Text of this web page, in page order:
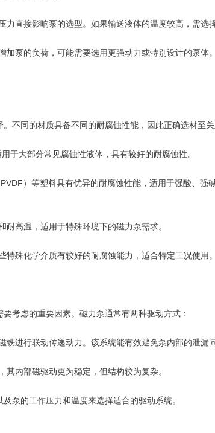
接影响泵的选型。如果输送液体的温度较高，需选
的负荷，可能需要选用更强动力或特别设计的泵体
同的材质具备不同的耐腐蚀性能，因此正确选材至关
大部分常见腐蚀性液体，具有较好的耐腐蚀性。
）等塑料具有优异的耐腐蚀性能，适用于强酸、强
高温，适用于特殊环境下的磁力泵需求。
殊化学介质有较好的耐腐蚀能力，适合特定工况使用。
虑的重要因素。磁力泵通常有两种驱动方式：
进行联动传递动力。该系统能有效避免泵内部的泄漏问
内部磁驱动更为稳定，但结构较为复杂。
的工作压力和温度来选择适合的驱动系统。